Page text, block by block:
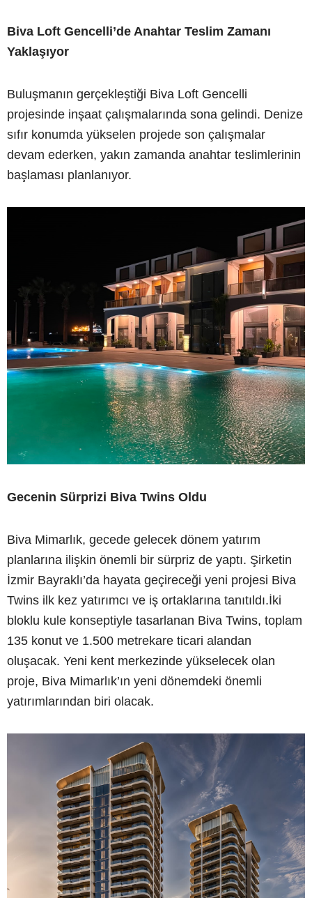
Biva Loft Gencelli’de Anahtar Teslim Zamanı
Yaklaşıyor
Buluşmanın gerçekleştiği Biva Loft Gencelli
projesinde inşaat çalışmalarında sona gelindi. Denize
sıfır konumda yükselen projede son çalışmalar
devam ederken, yakın zamanda anahtar teslimlerinin
başlaması planlanıyor.
Gecenin Sürprizi Biva Twins Oldu
Biva Mimarlık, gecede gelecek dönem yatırım
planlarına ilişkin önemli bir sürpriz de yaptı. Şirketin
İzmir Bayraklı’da hayata geçireceği yeni projesi Biva
Twins ilk kez yatırımcı ve iş ortaklarına tanıtıldı.İki
bloklu kule konseptiyle tasarlanan Biva Twins, toplam
135 konut ve 1.500 metrekare ticari alandan
oluşacak. Yeni kent merkezinde yükselecek olan
proje, Biva Mimarlık’ın yeni dönemdeki önemli
yatırımlarından biri olacak.